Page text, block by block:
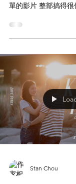
單的影片 整部搞得很
～覺得太美好了＾＾
Stan Chou